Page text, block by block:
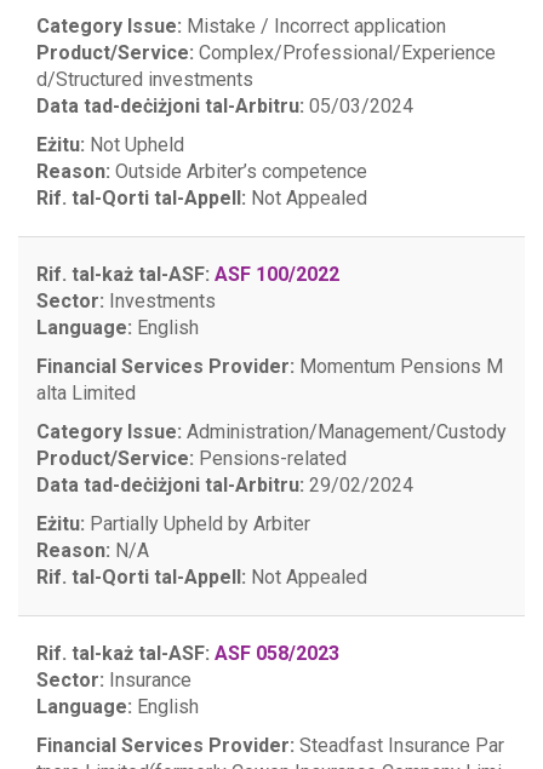
Category Issue: Mistake / Incorrect application
Product/Service: Complex/Professional/Experience
d/Structured investments
Data tad-deċiżjoni tal-Arbitru: 05/03/2024
Eżitu: Not Upheld
Reason: Outside Arbiter’s competence
Rif. tal-Qorti tal-Appell: Not Appealed
Rif. tal-każ tal-ASF: ASF 100/2022
Sector: Investments
Language: English
Financial Services Provider: Momentum Pensions M
alta Limited
Category Issue: Administration/Management/Custody
Product/Service: Pensions-related
Data tad-deċiżjoni tal-Arbitru: 29/02/2024
Eżitu: Partially Upheld by Arbiter
Reason: N/A
Rif. tal-Qorti tal-Appell: Not Appealed
Rif. tal-każ tal-ASF: ASF 058/2023
Sector: Insurance
Language: English
Financial Services Provider: Steadfast Insurance Par